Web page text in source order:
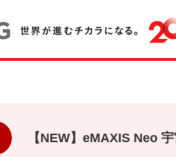
【NEW】eMAXIS Neo